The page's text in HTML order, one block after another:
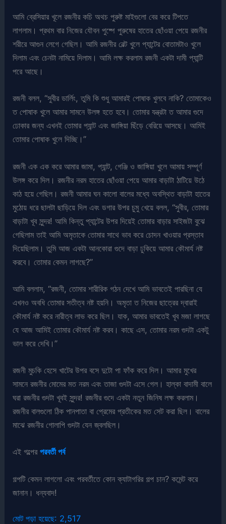
আমি ব্রেসিয়ার খূলে রজনীর কচি অথচ পুরুষ্ট মাইগুলো বের করে টিপতে
লাগলাম। প্রথম বার নিজের যৌবন পুষ্পে পুরুষের হাতের ছোঁওয়া পেয়ে রজনীর
শরীরে আগুন লেগে গেছিল। আমি রজনীর বেল্ট খুলে প্যান্টের বোতামটাও খুলে
দিলাম এবং চেনটা নামিয়ে দিলাম। আমি লক্ষ করলাম রজনী একটা দামী প্যান্টি
পরে আছে।
রজনী বলল, “সুবীর ডার্লিং, তুমি কি শুধু আমারই পোষাক খুলবে নাকি? তোমাকেও
ত পোষাক খুলে আমার সামনে উলঙ্গ হতে হবে। তোমার যন্ত্রটা ত আমার গুদে
ঢোকার জন্য এখনই তোমার প্যান্ট এবং জাঙ্গিয়া ছিঁড়ে বেরিয়ে আসছে। আমিই
তোমার পোষাক খুলে দিচ্ছি।”
রজনী এক এক করে আমার জামা, প্যান্ট, গেঞ্জি ও জাঙ্গিয়া খুলে আমায় সম্পূর্ণ
উলঙ্গ করে দিল। রজনীর নরম হাতের ছোঁওয়া পেয়ে আমার বাড়াটা ঠাটিয়ে উঠে
কাঠ হয়ে গেছিল। রজনী আমার ঘন কালো বালের মধ্যে অবস্থিত বাড়াটা হাতের
মুঠোয় ধরে ছালটা ছাড়িয়ে দিল এবং ডগার উপর চুমু খেয়ে বলল, “সুবীর, তোমার
বাড়াটা খূব সুন্দর! আমি কিন্তু প্যান্টের উপর দিয়েই তোমার বাড়ার সাইজটা বুঝে
গেছিলাম তাই আমি অমৃতাকে তোমার সাথে ভাব করে চোদন খাওয়ার প্রস্তাব
দিয়েছিলাম। তুমি আজ একটা আনকোরা গুদে বাড়া ঢুকিয়ে আমার কৌমার্য নষ্ট
করবে। তোমার কেমন লাগছে?”
আমি বললাম, “রজনী, তোমার শারীরিক গঠন দেখে আমি ভাবতেই পারছিনা যে
এখনও অবধি তোমার সতীত্ব নষ্ট হয়নি। অমৃতা ত নিজের ছাত্রের দ্বারাই
কৌমার্য নষ্ট করে নারীত্ব লাভ করে ছিল। যাক, আমার ভাবতেই খূব মজা লাগছে
যে আজ আমিই তোমার কৌমার্য নষ্ট করব। কাছে এস, তোমার নরম গুদটা একটু
ভাল করে দেখি।”
রজনী মুচকি হেসে খাটের উপর বসে দুটো পা ফাঁক করে দিল। আমার মুখের
সামনে রজনীর মোমের মত নরম এবং তাজা গুদটা এসে গেল। হাল্কা বাদামী বালে
ঘরা রজনীর গুদটা খূবই সুন্দর! রজনীর গুদে একটা নতুন জিনিষ লক্ষ করলাম।
রজনীর বালগুলো ঠিক পানপাতা বা প্রেমের প্রতীকের মত সেট করা ছিল। বালের
মাঝে রজনীর গোলাপি গুদটা যেন জ্বলছিল।
এই গল্পেরপরবর্তী পর্ব
গল্পটি কেমন লাগলো এবং পরবর্তীতে কোন ক্যাটাগরির গল্প চান? কমেন্ট করে
জানান। ধন্যবাদ!
মোট পড়া হয়েছে: 2,517